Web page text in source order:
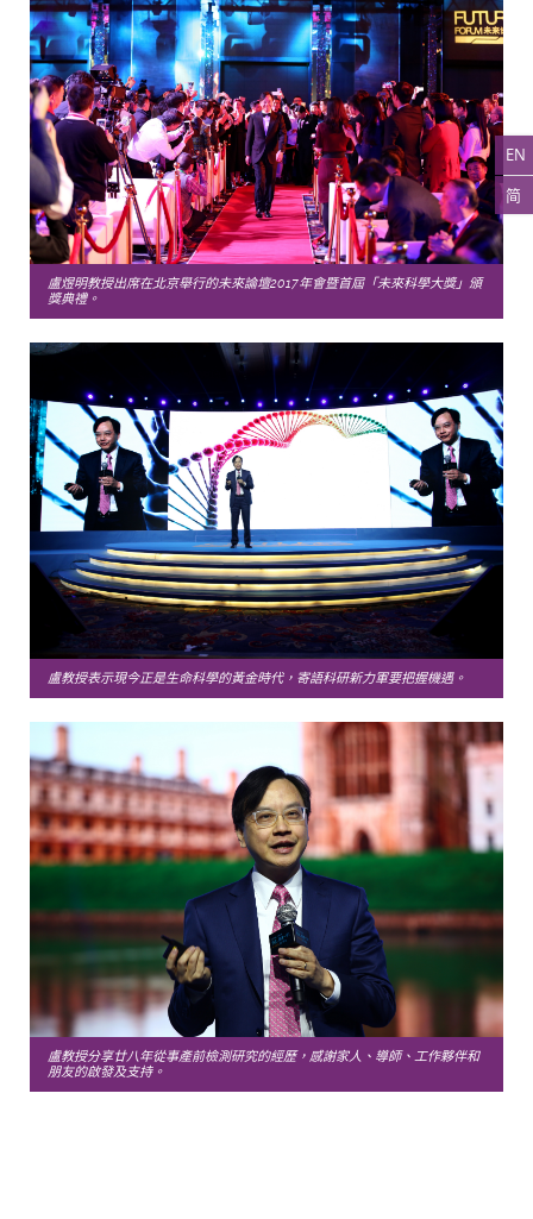
EN
简
盧煜明教授出席在北京舉行的未來論壇2017年會暨首屆「未來科學大獎」頒
獎典禮。
盧教授表示現今正是生命科學的黃金時代，寄語科研新力軍要把握機遇。
盧教授分享廿八年從事產前檢測研究的經歷，感謝家人、導師、工作夥伴和
朋友的啟發及支持。